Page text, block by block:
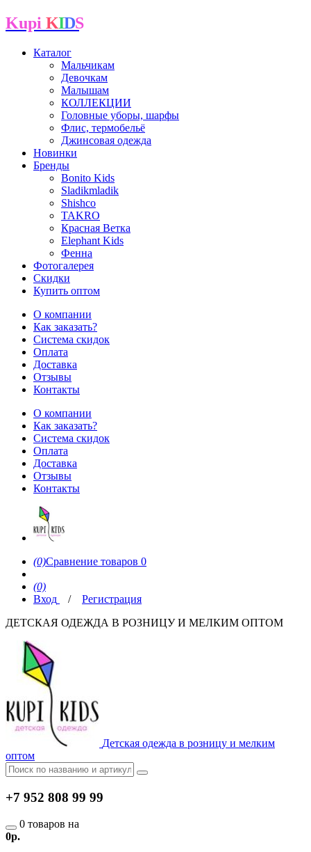
Kupi K I D S
Каталог
Мальчикам
Девочкам
Малышам
КОЛЛЕКЦИИ
Головные уборы, шарфы
Флис, термобельё
Джинсовая одежда
Новинки
Бренды
Bonito Kids
Sladikmladik
Shishco
TAKRO
Красная Ветка
Elephant Kids
Фенна
Фотогалерея
Скидки
Купить оптом
О компании
Как заказать?
Система скидок
Оплата
Доставка
Отзывы
Контакты
О компании
Как заказать?
Система скидок
Оплата
Доставка
Отзывы
Контакты
(0)Сравнение товаров 0
(0)
Вход
/
Регистрация
ДЕТСКАЯ ОДЕЖДА В РОЗНИЦУ И МЕЛКИМ ОПТОМ
Детская одежда в розницу и мелким
оптом
+7 952 808 99 99
0 товаров на
0р.